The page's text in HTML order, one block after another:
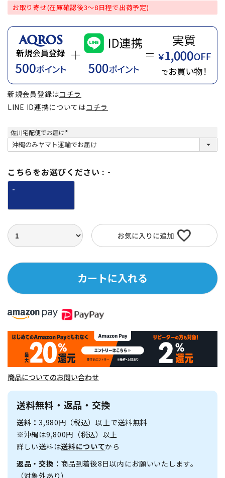
お取り寄せ(在庫確認後3～8日程で出荷予定)
新規会員登録はコチラ
LINE ID連携についてはコチラ
佐川宅配便でお届け
(
必
須
こちらをお選びください -
-
お気に入りに追加
カートに入れる
商品についてのお問い合わせ
送料無料・返品・交換
送料：3,980円（税込）以上で送料無料
※沖縄は9,800円（税込）以上
詳しい送料は送料についてから
返品・交換： 商品到着後8日以内にお願いいたします。
（対象外あり）